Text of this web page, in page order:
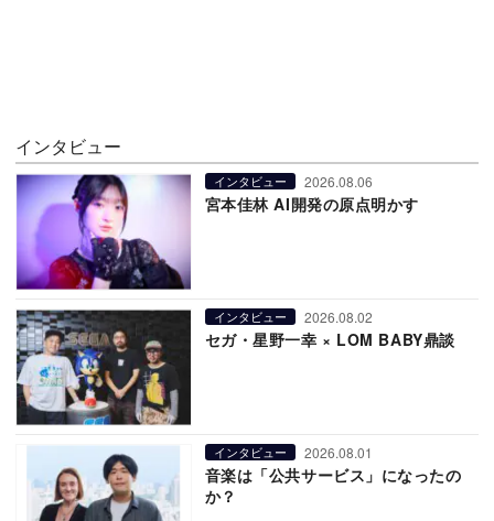
インタビュー
インタビュー 2026.08.06
宮本佳林 AI開発の原点明かす
インタビュー 2026.08.02
セガ・星野一幸 × LOM BABY鼎談
インタビュー 2026.08.01
音楽は「公共サービス」になったの
か？